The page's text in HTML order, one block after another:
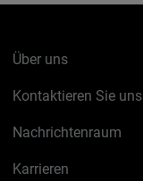
Über uns
Kontaktieren Sie uns
Nachrichtenraum
Karrieren